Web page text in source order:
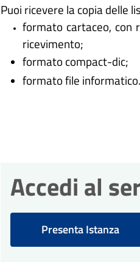
Puoi ricevere la copia delle
formato cartaceo, con
ricevimento;
formato compact-dic;
formato file informatico.
Accedi al
Presenta Istanza